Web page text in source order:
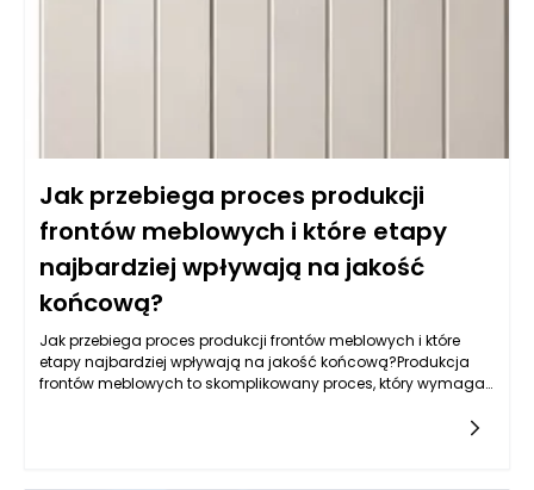
Jak przebiega proces produkcji
frontów meblowych i które etapy
najbardziej wpływają na jakość
końcową?
Jak przebiega proces produkcji frontów meblowych i które
etapy najbardziej wpływają na jakość końcową?Produkcja
frontów meblowych to skomplikowany proces, który wymaga